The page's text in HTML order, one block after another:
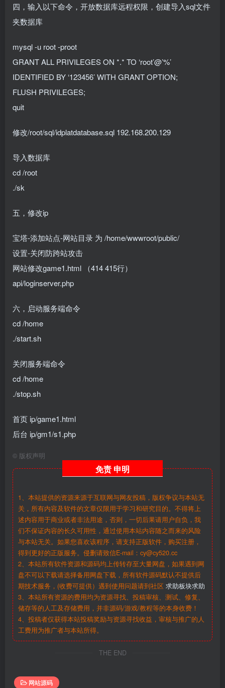
四，输入以下命令，开放数据库远程权限，创建导入sql文件
夹数据库
mysql -u root -proot
GRANT ALL PRIVILEGES ON *.* TO ‘root’@’%’
IDENTIFIED BY ‘123456’ WITH GRANT OPTION;
FLUSH PRIVILEGES;
quit
修改/root/sql/idplatdatabase.sql 192.168.200.129
导入数据库
cd /root
./sk
五，修改ip
宝塔-添加站点-网站目录 为 /home/wwwroot/public/
设置-关闭防跨站攻击
网站修改game1.html （414 415行）
api/loginserver.php
六，启动服务端命令
cd /home
./start.sh
关闭服务端命令
cd /home
./stop.sh
首页 ip/game1.html
后台 ip/gm1/s1.php
© 版权声明
免责 申明
1、本站提供的资源来源于互联网与网友投稿，版权争议与本站无
关，所有内容及软件的文章仅限用于学习和研究目的。不得将上
述内容用于商业或者非法用途，否则，一切后果请用户自负，我
们不保证内容的长久可用性，通过使用本站内容随之而来的风险
与本站无关。如果您喜欢该程序，请支持正版软件，购买注册，
得到更好的正版服务。侵删请致信E-mail：cy@cy520.cc
2、本站所有软件资源和源码均上传转存至大量网盘，如果遇到网
盘不可以下载请选择备用网盘下载，所有软件源码默认不提供后
期技术服务，(收费可提供）遇到使用问题请到社区 求助板块求助
3、本站所有资源的费用均为资源寻找、投稿审核、测试、修复、
储存等的人工及存储费用，并非源码/游戏/教程等的本身收费！
4、投稿者仅获得本站投稿奖励与资源寻找收益，审核与推广的人
工费用为推广者与本站所得。
THE END
网站源码